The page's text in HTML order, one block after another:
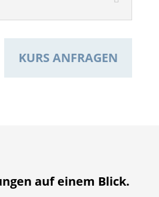
KURS ANFRAGEN
auf einem Blick.